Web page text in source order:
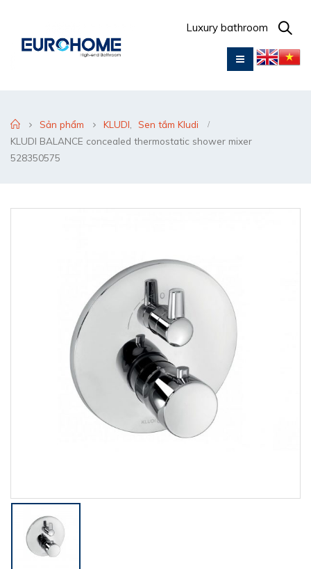
Luxury bathroom
Sản phẩm KLUDI
Sen tắm Kludi
KLUDI BALANCE concealed thermostatic shower mixer
528350575